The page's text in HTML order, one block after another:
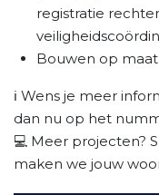
registratie
Bouwen op
ℹ️ Wens je meer
dan nu op het
💻 Meer projecten?
maken we jouw